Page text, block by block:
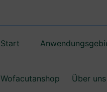
Start
Wofacutanshop Über uns